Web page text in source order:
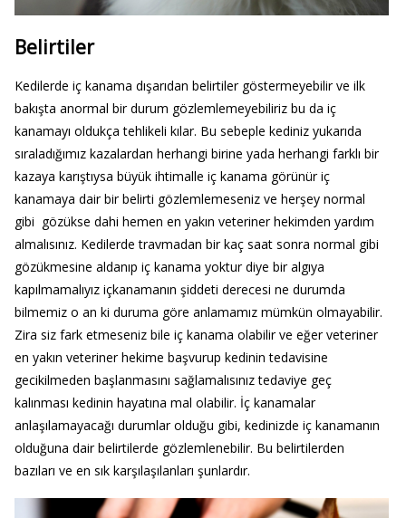
Belirtiler
Kedilerde iç kanama dışarıdan belirtiler göstermeyebilir ve ilk
bakışta anormal bir durum gözlemlemeyebiliriz bu da iç
kanamayı oldukça tehlikeli kılar. Bu sebeple kediniz yukarıda
sıraladığımız kazalardan herhangi birine yada herhangi farklı bir
kazaya karıştıysa büyük ihtimalle iç kanama görünür iç
kanamaya dair bir belirti gözlemlemeseniz ve herşey normal
gibi gözükse dahi hemen en yakın veteriner hekimden yardım
almalısınız. Kedilerde travmadan bir kaç saat sonra normal gibi
gözükmesine aldanıp iç kanama yoktur diye bir algıya
kapılmamalıyız içkanamanın şiddeti derecesi ne durumda
bilmemiz o an ki duruma göre anlamamız mümkün olmayabilir.
Zira siz fark etmeseniz bile iç kanama olabilir ve eğer veteriner
en yakın veteriner hekime başvurup kedinin tedavisine
gecikilmeden başlanmasını sağlamalısınız tedaviye geç
kalınması kedinin hayatına mal olabilir. İç kanamalar
anlaşılamayacağı durumlar olduğu gibi, kedinizde iç kanamanın
olduğuna dair belirtilerde gözlemlenebilir. Bu belirtilerden
bazıları ve en sık karşılaşılanları şunlardır.